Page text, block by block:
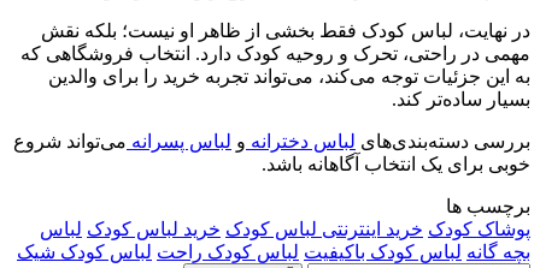
در نهایت، لباس کودک فقط بخشی از ظاهر او نیست؛ بلکه نقش
مهمی در راحتی، تحرک و روحیه کودک دارد. انتخاب فروشگاهی که
به این جزئیات توجه می‌کند، می‌تواند تجربه خرید را برای والدین
بسیار ساده‌تر کند.
بررسی دسته‌بندی‌های لباس دخترانه و لباس پسرانه می‌تواند شروع
خوبی برای یک انتخاب آگاهانه باشد.
برچسب ها
پوشاک کودک خرید اینترنتی لباس کودک خرید لباس کودک لباس
بچه گانه لباس کودک باکیفیت لباس کودک راحت لباس کودک شیک